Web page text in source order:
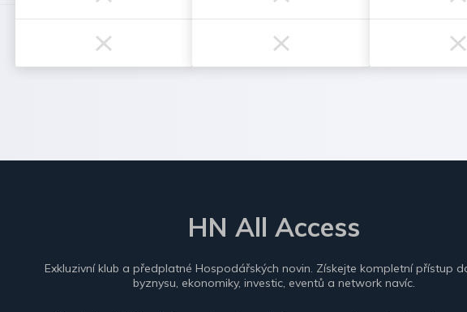
HN All Access
Exkluzivní klub a předplatné Hospodářských novin. Získejte kompletní přístup
byznysu, ekonomiky, investic, eventů a network navíc.